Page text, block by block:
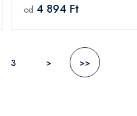
od 4 894 Ft
3 > >>